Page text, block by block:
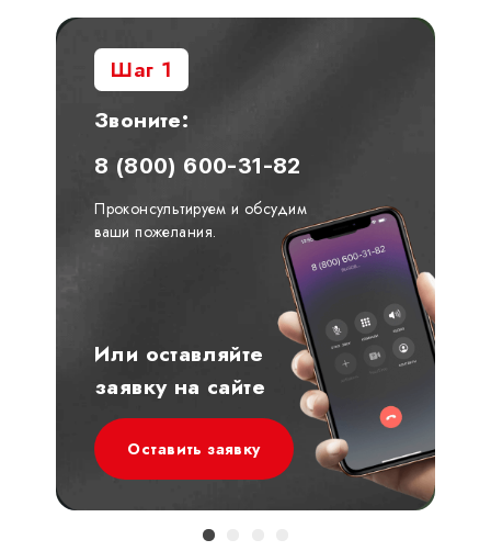
Шаг 1
Звоните:
8 (800) 600-31-82
Проконсультируем и обсудим
ваши пожелания.
Или оставляйте
заявку на сайте
Оставить заявку